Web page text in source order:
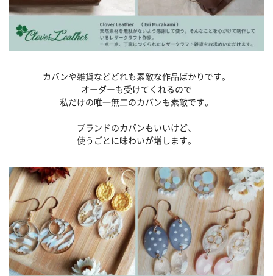
カバンや雑貨などどれも素敵な作品ばかりです。
オーダーも受けてくれるので
私だけの唯一無二のカバンも素敵です。
ブランドのカバンもいいけど、
使うごとに味わいが増します。